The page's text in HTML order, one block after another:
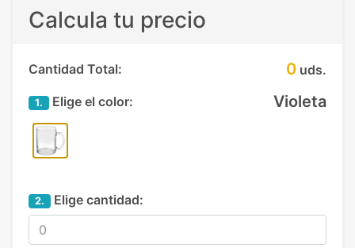
Calcula tu precio
Cantidad Total: 0 uds.
1. Elige el color: Violeta
2. Elige cantidad: